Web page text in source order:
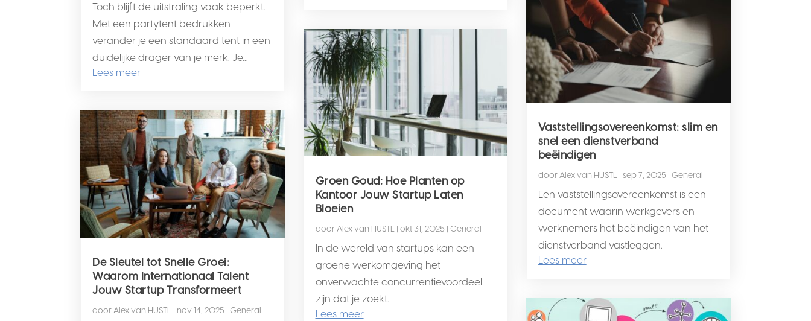
Toch blijft de uitstraling vaak beperkt.
Met een partytent bedrukken
verander je een standaard tent in een
duidelijke drager van je merk. Je...
Lees meer
De Sleutel tot Snelle Groei:
Waarom Internationaal Talent
Jouw Startup Transformeert
doorAlex van HUSTL nov 14, 2025 General
Groen Goud: Hoe Planten op
Kantoor Jouw Startup Laten
Bloeien
doorAlex van HUSTL| okt 31, 2025 General
In de wereld van startups kan een
groene werkomgeving het
onverwachte concurrentievoordeel
zijn dat je zoekt.
Lees meer
Vaststellingsovereenkomst: slim en
snel een dienstverband
beëindigen
doorAlex van HUSTL| sep 7, 2025 General
Een vaststellingsovereenkomst is een
document waarin werkgevers en
werknemers het beëindigen van het
dienstverband vastleggen.
Lees meer